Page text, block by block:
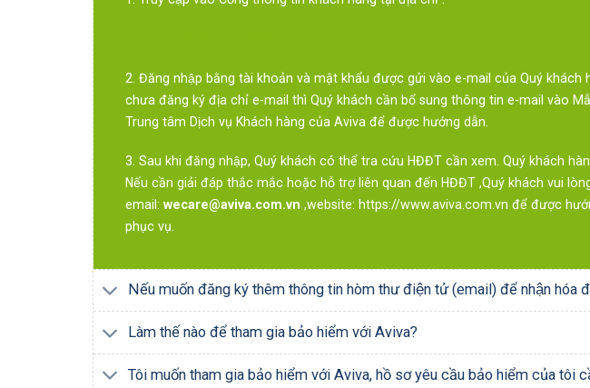
2. Đăng nhập bằng tài khoản và mật khẩu được gửi vào e-mail của Quý
chưa đăng ký địa chỉ e-mail thì Quý khách cần bổ sung thông tin e-mail vào
Trung tâm Dịch vụ Khách hàng của Aviva để được hướng dẫn.
3. Sau khi đăng nhập, Quý khách có thể tra cứu HĐĐT cần xem. Quý khách
Nếu cần giải đáp thắc mắc hoặc hỗ trợ liên quan đến HĐĐT ,Quý khách vui
email: wecare@aviva.com.vn ,website: https://www.aviva.com.vn để được
phục vụ.
Nếu muốn đăng ký thêm thông tin hòm thư điện tử (email) để nhận hóa
Làm thế nào để tham gia bảo hiểm với Aviva?
Tôi muốn tham gia bảo hiểm với Aviva, hồ sơ yêu cầu bảo hiểm của tôi